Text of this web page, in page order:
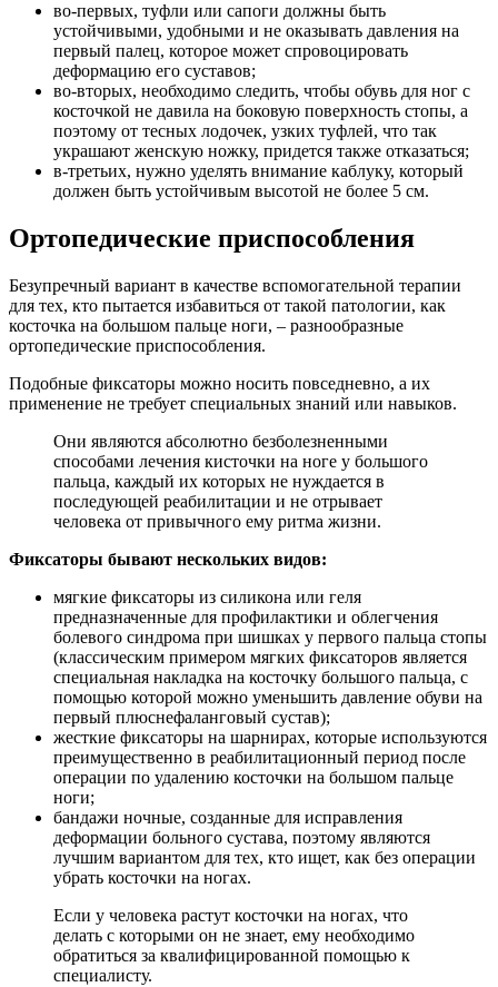
во-первых, туфли или сапоги должны быть
устойчивыми, удобными и не оказывать давления на
первый палец, которое может спровоцировать
деформацию его суставов;
во-вторых, необходимо следить, чтобы обувь для ног с
косточкой не давила на боковую поверхность стопы, а
поэтому от тесных лодочек, узких туфлей, что так
украшают женскую ножку, придется также отказаться;
в-третьих, нужно уделять внимание каблуку, который
должен быть устойчивым высотой не более 5 см.
Ортопедические приспособления
Безупречный вариант в качестве вспомогательной терапии
для тех, кто пытается избавиться от такой патологии, как
косточка на большом пальце ноги, – разнообразные
ортопедические приспособления.
Подобные фиксаторы можно носить повседневно, а их
применение не требует специальных знаний или навыков.
Они являются абсолютно безболезненными
способами лечения кисточки на ноге у большого
пальца, каждый их которых не нуждается в
последующей реабилитации и не отрывает
человека от привычного ему ритма жизни.
Фиксаторы бывают нескольких видов:
мягкие фиксаторы из силикона или геля
предназначенные для профилактики и облегчения
болевого синдрома при шишках у первого пальца стопы
(классическим примером мягких фиксаторов является
специальная накладка на косточку большого пальца, с
помощью которой можно уменьшить давление обуви на
первый плюснефаланговый сустав);
жесткие фиксаторы на шарнирах, которые используются
преимущественно в реабилитационный период после
операции по удалению косточки на большом пальце
ноги;
бандажи ночные, созданные для исправления
деформации больного сустава, поэтому являются
лучшим вариантом для тех, кто ищет, как без операции
убрать косточки на ногах.
Если у человека растут косточки на ногах, что
делать с которыми он не знает, ему необходимо
обратиться за квалифицированной помощью к
специалисту.